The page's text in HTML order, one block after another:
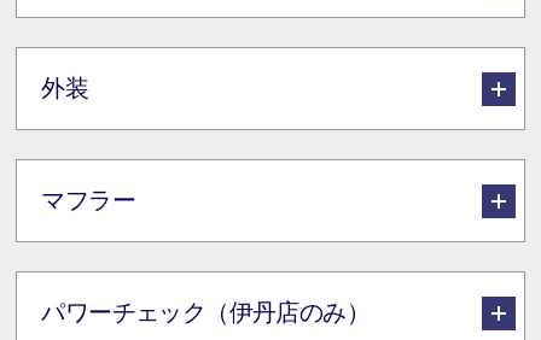
外装
マフラー
パワーチェック（伊丹店のみ）